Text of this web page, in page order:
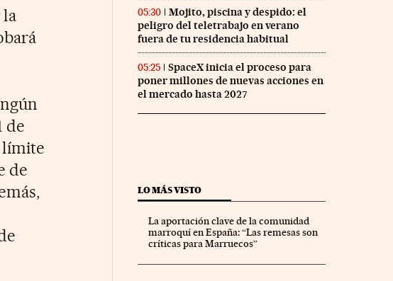
de
límite
de
05:30
Mojito, piscina y despido: el
peligro del teletrabajo en verano
fuera de tu residencia habitual
05:25
SpaceX inicia el proceso para
poner millones de nuevas acciones en
el mercado hasta 2027
LO MÁS VISTO
La aportación clave de la comunidad
marroquí en España: “Las remesas son
críticas para Marruecos”